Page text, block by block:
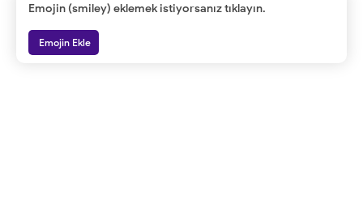
Emojin (smiley) eklemek istiyorsanız tıklayın.
Emojin Ekle